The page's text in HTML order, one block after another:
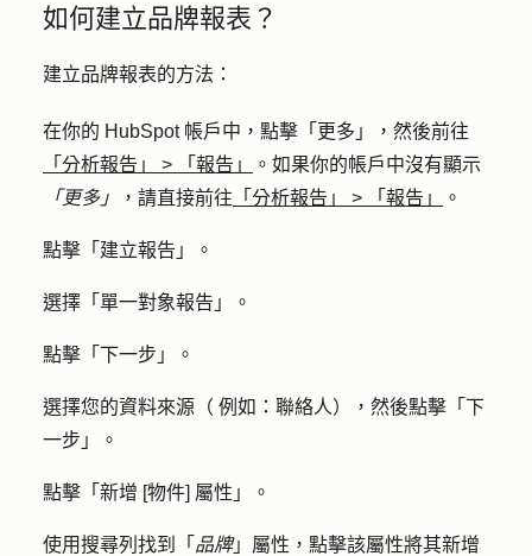
如何建立品牌報表？
建立品牌報表的方法：
在你的 HubSpot 帳戶中，點擊 「更多」
，然後前往
「分析報告」
> 「報告」
。如果你的帳戶中沒有顯示
「更多」
，請直接前往 「分析報告」 > 「報告」 。
點擊「 建立報告 」。
選擇「 單一對象報告 」。
點擊「 下一步 」。
選擇您的資料來源（ 例如：聯絡人），然後點擊「 下
一步 」。
點擊「 新增 [物件] 屬性 」。
使用搜尋列找到「 品牌」屬性，點擊該屬性將其新增